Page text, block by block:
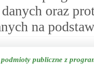
oraz
na
podmioty publiczne z